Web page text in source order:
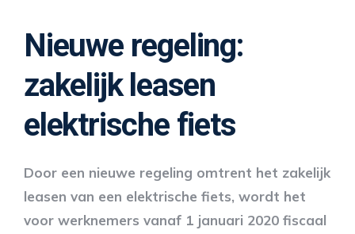
Nieuwe regeling:
zakelijk leasen
elektrische fiets
Door een nieuwe regeling omtrent het zakelijk
leasen van een elektrische fiets, wordt het
voor werknemers vanaf 1 januari 2020 fiscaal